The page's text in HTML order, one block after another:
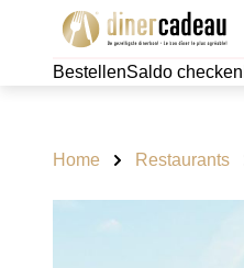
BestellenSaldo checken
Home Restaurants